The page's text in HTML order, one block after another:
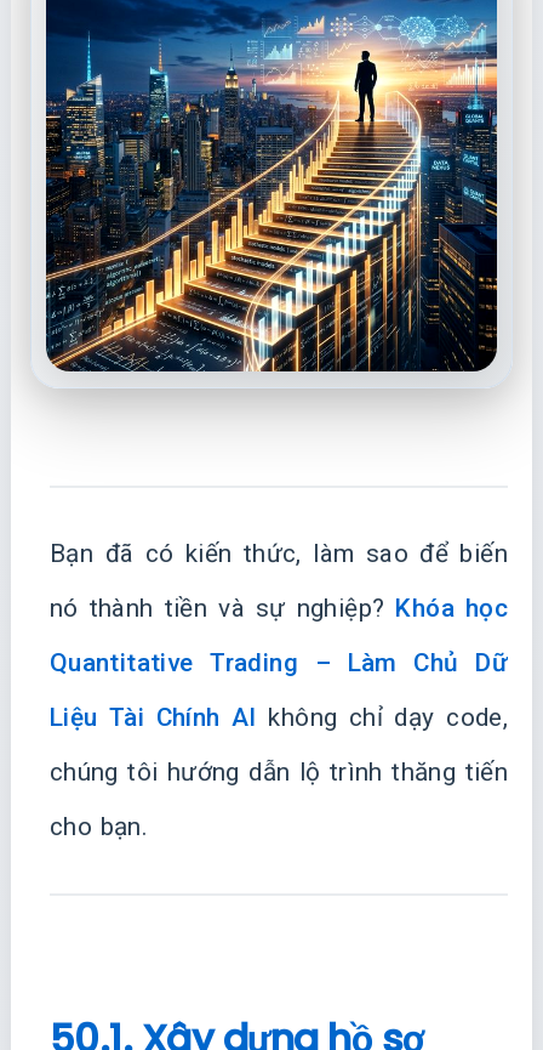
Bạn đã có kiến thức, làm sao để biến
nó thành tiền và sự nghiệp? Khóa học
Quantitative Trading – Làm Chủ Dữ
Liệu Tài Chính AI
không chỉ dạy code,
chúng tôi hướng dẫn lộ trình thăng tiến
cho bạn.
50.1. Xây dựng hồ sơ